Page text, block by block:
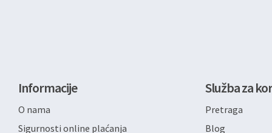
Informacije
O nama
Sigurnosti online plaćanja
Služba za
Pretraga
Blog